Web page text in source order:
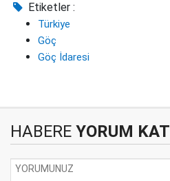
Etiketler :
Türkiye
Göç
Göç İdaresi
HABERE YORUM KAT